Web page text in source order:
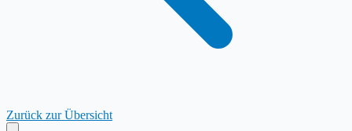
Zurück zur Übersicht